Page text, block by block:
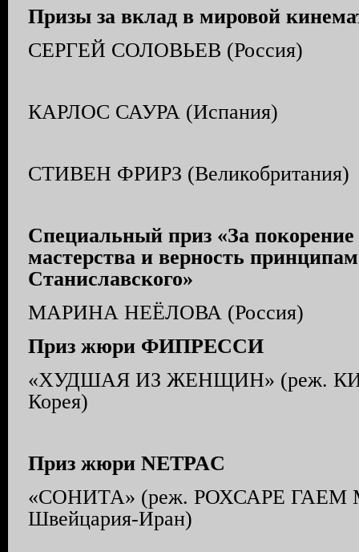
Призы за вклад в мировой
СЕРГЕЙ СОЛОВЬЕВ (Россия)
КАРЛОС САУРА (Испания)
СТИВЕН ФРИРЗ (Великобритания)
Специальный приз «За
мастерства и верность
Станиславского»
МАРИНА НЕЁЛОВА (Россия)
Приз жюри ФИПРЕССИ
«ХУДШАЯ ИЗ ЖЕНЩИН» (реж.
Корея)
Приз жюри NETPAC
«СОНИТА» (реж. РОХСАРЕ ГАЕМ
Швейцария-Иран)